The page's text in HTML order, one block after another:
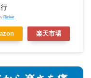
Rinker
楽天市場